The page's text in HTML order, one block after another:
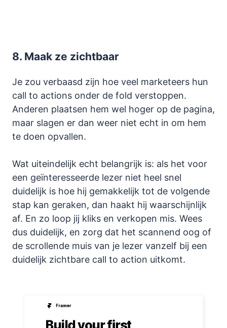
8. Maak ze zichtbaar
Je zou verbaasd zijn hoe veel marketeers hun
call to actions onder de fold verstoppen.
Anderen plaatsen hem wel hoger op de pagina,
maar slagen er dan weer niet echt in om hem
te doen opvallen.
Wat uiteindelijk echt belangrijk is: als het voor
een geïnteresseerde lezer niet heel snel
duidelijk is hoe hij gemakkelijk tot de volgende
stap kan geraken, dan haakt hij waarschijnlijk
af. En zo loop jij kliks en verkopen mis. Wees
dus duidelijk, en zorg dat het scannend oog of
de scrollende muis van je lezer vanzelf bij een
duidelijk zichtbare call to action uitkomt.